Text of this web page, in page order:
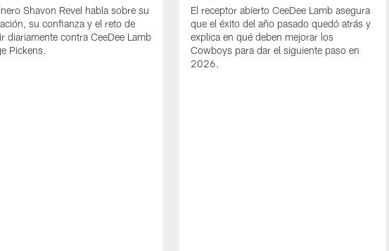
Shavon Revel habla sobre su
su confianza y el reto de
diariamente contra CeeDee Lamb
Pickens.
El receptor abierto CeeDee Lamb asegura
que el éxito del año pasado quedó atrás y
explica en qué deben mejorar los
Cowboys para dar el siguiente paso en
2026.